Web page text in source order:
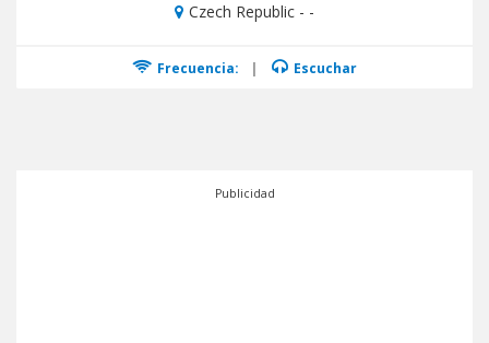
Czech Republic - -
Frecuencia: | Escuchar
Publicidad